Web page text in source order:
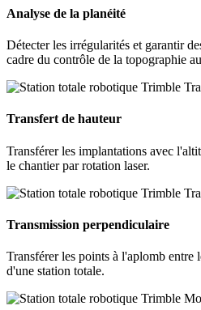
Analyse de la planéité
Détecter les irrégularités et garantir
cadre du contrôle de la topographie
Transfert de hauteur
Transférer les implantations avec
le chantier par rotation laser.
Transmission perpendiculaire
Transférer les points à l'aplomb entre
d'une station totale.